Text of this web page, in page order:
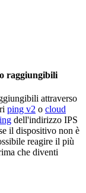
raggiungibili
attraverso
ping v2 o cloud
dell'indirizzo IPS
il dispositivo non è
reagire il più
che diventi